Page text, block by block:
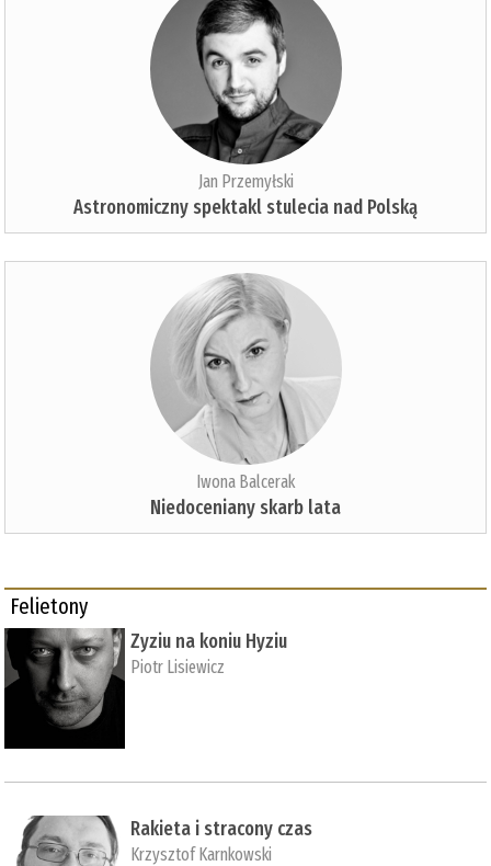
Jan Przemyłski
Astronomiczny spektakl stulecia nad Polską
Iwona Balcerak
Niedoceniany skarb lata
Felietony
Zyziu na koniu Hyziu
Piotr Lisiewicz
Rakieta i stracony czas
Krzysztof Karnkowski